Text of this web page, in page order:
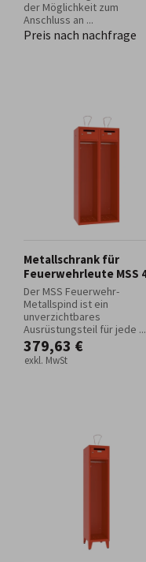
der Möglichkeit zum
Anschluss an ...
Preis nach nachfrage
Metallschrank für
Feuerwehrleute MSS
Der MSS Feuerwehr-
Metallspind ist ein
unverzichtbares
Ausrüstungsteil für jede ...
379,63 €
exkl. MwSt